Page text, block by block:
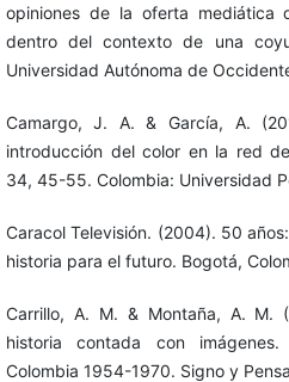
opiniones de la oferta mediática
dentro del contexto de una
Universidad Autónoma de
Camargo, J. A. & García, A.
introducción del color en la red
34, 45-55. Colombia: Universidad
Caracol Televisión. (2004). 50
historia para el futuro. Bogotá,
Carrillo, A. M. & Montaña, A. M.
historia contada con
Colombia 1954-1970. Signo y